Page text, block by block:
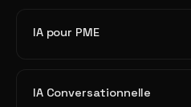
IA pour PME
IA Conversationnelle